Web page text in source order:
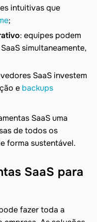
intuitivas que
;
: equipes podem
simultaneamente,
SaaS investem
e backups
SaaS uma
de todos os
forma sustentável.
SaaS para
fazer toda a